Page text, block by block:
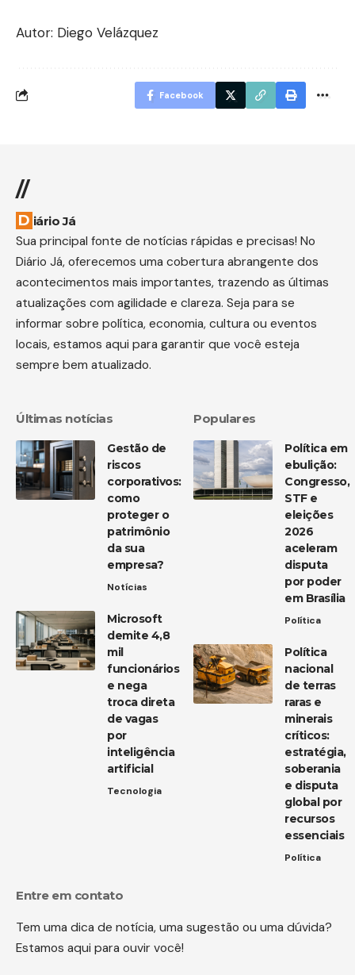
Autor: Diego Velázquez
Facebook
//
Diário Já
Sua principal fonte de notícias rápidas e precisas! No
Diário Já, oferecemos uma cobertura abrangente dos
acontecimentos mais importantes, trazendo as últimas
atualizações com agilidade e clareza. Seja para se
informar sobre política, economia, cultura ou eventos
locais, estamos aqui para garantir que você esteja
sempre bem atualizado.
Últimas notícias
Gestão de
riscos
corporativos:
como
proteger o
patrimônio
da sua
empresa?
Notícias
Microsoft
demite 4,8
mil
funcionários
e nega
troca direta
de vagas
por
inteligência
artificial
Tecnologia
Populares
Política em
ebulição:
Congresso,
STF e
eleições
2026
aceleram
disputa
por poder
em Brasília
Política
Política
nacional
de terras
raras e
minerais
críticos:
estratégia,
soberania
e disputa
global por
recursos
essenciais
Política
Entre em contato
Tem uma dica de notícia, uma sugestão ou uma dúvida?
Estamos aqui para ouvir você!